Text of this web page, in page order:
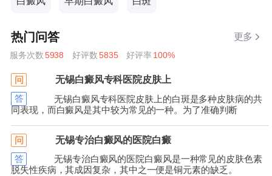
热门问答 更多
服务次数 5938 好评数 5835 好评率 100%
问 无锡白癜风专科医院皮肤上
答
无锡白癜风专科医院皮肤上的白斑是多种皮肤病的共
同表现，而白癜风是其中较为常见的一种。为了准确判断
问 无锡专治白癜风的医院白癜
答
无锡专治白癜风的医院白癜风是一种常见的皮肤色素
脱失性疾病，其成因复杂，其中之一便是铜元素的缺乏。